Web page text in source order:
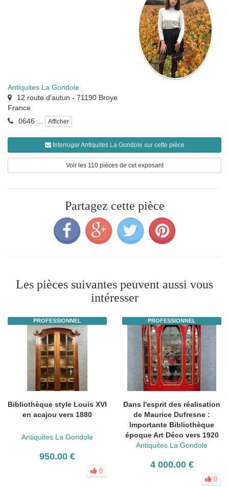
Antiquites La Gondole
12 route d'autun - 71190 Broye
France
0646 ...
Afficher
Interroger Antiquites La Gondole sur cette pièce
Voir les 110 pièces de cet exposant
Partagez cette pièce
Les pièces suivantes peuvent aussi vous
intéresser
PROFESSIONNEL
Bibliothèque style Louis XVI
en acajou vers 1880
Antiquites La Gondole
950.00 €
0
PROFESSIONNEL
Dans l'esprit des réalisation
de Maurice Dufresne :
Importante Bibliothèque
époque Art Déco vers 1920
Antiquites La Gondole
4 000.00 €
0